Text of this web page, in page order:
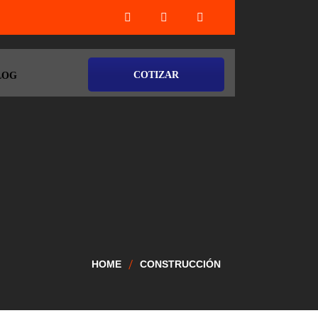
COTIZAR
HOME CONSTRUCCIÓN